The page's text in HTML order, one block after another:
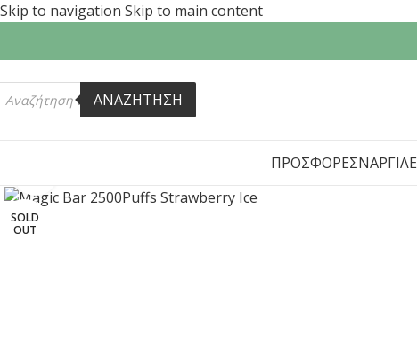
Skip to navigation Skip to main content
ΑΝΑΖΗΤΗΣΗ
ΠΡΟΣΦΟΡΕΣ
SOLD
OUT